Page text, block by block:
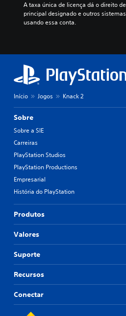
A taxa única de licença dá o direito
principal designado e outros
usando essa conta.
Início Jogos Knack 2
Sobre
Sobre a SIE
Carreiras
PlayStation Studios
PlayStation Productions
Empresarial
História do PlayStation
Produtos
Valores
Suporte
Recursos
Conectar